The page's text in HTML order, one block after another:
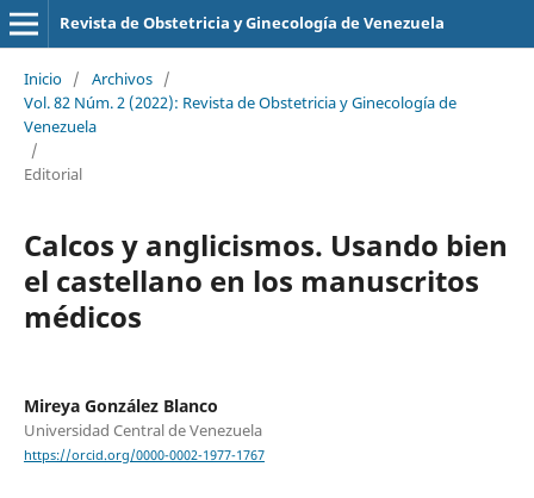
Revista de Obstetricia y Ginecología de Venezuela
Inicio / Archivos /
Vol. 82 Núm. 2 (2022): Revista de Obstetricia y Ginecología de
Venezuela
/
Editorial
Calcos y anglicismos. Usando bien
el castellano en los manuscritos
médicos
Mireya González Blanco
Universidad Central de Venezuela
https://orcid.org/0000-0002-1977-1767